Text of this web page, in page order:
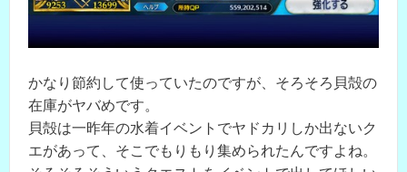
かなり節約して使っていたのですが、そろそろ貝殻の
在庫がヤバめです。
貝殻は一昨年の水着イベントでヤドカリしか出ないク
エがあって、そこでもりもり集められたんですよね。